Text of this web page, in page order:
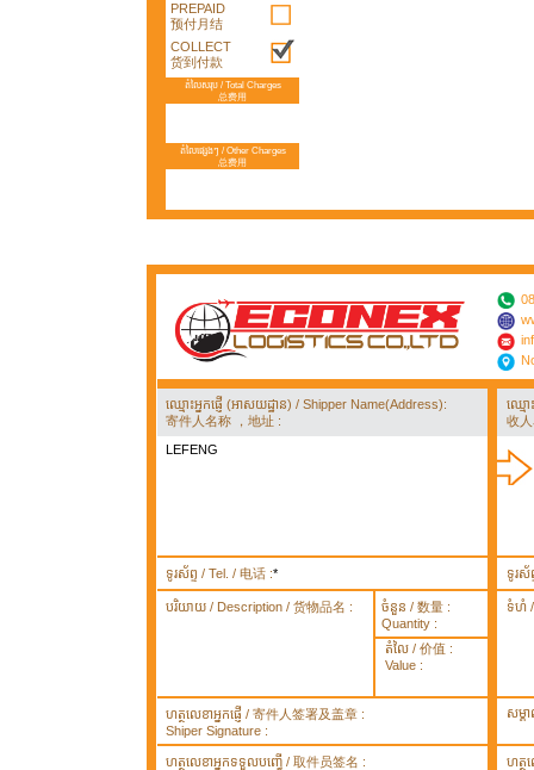
PREPAID
预付月结
COLLECT
货到付款
តំលៃសរុប / Total Charges
总费用
តំលៃផ្សេងៗ / Other Charges
总费用
ឈ្មោះអ្នកផ្ញើ (អាសយដ្ឋាន) / Shipper Name(Address):
寄件人名称 ，地址 :
LEFENG
ឈ្មោ
收
ទូរស័ព្ទ / Tel. / 电话 :* ទូរស័
បរិយាយ / Description / 货物品名 :
ចំនួន / 数量 :
Quantity :
តំលៃ / 价值 :
Value :
ទំហំ /
ហត្ថលេខាអ្នកផ្ញើ / 寄件人签署及盖章 :
Shiper Signature :
សម្គ
ហត្ថលេខាអ្នកទទួលបញ្ធើ / 取件员签名 :
ហត្ថ